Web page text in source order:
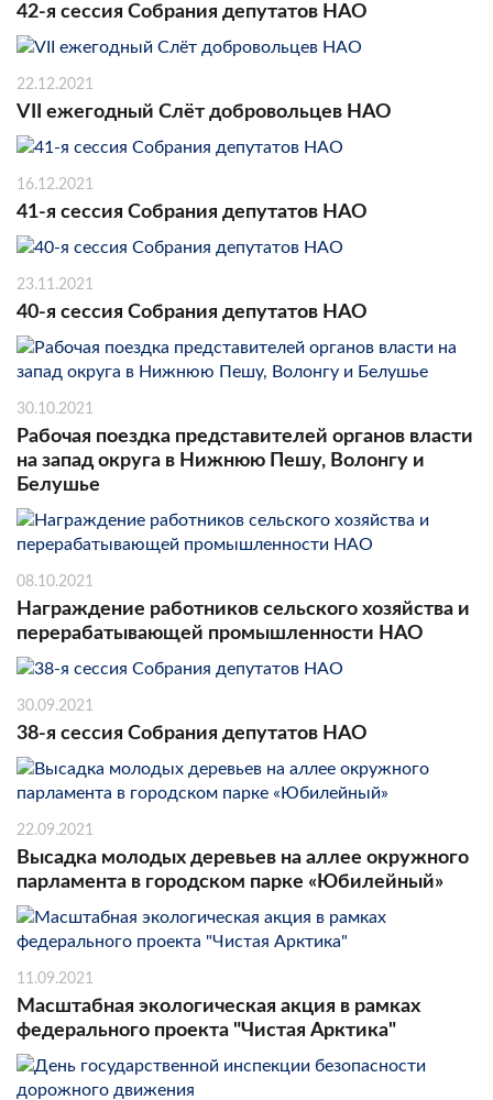
42-я сессия Собрания депутатов НАО
22.12.2021
VII ежегодный Слёт добровольцев НАО
16.12.2021
41-я сессия Собрания депутатов НАО
23.11.2021
40-я сессия Собрания депутатов НАО
30.10.2021
Рабочая поездка представителей органов власти
на запад округа в Нижнюю Пешу, Волонгу и
Белушье
08.10.2021
Награждение работников сельского хозяйства и
перерабатывающей промышленности НАО
30.09.2021
38-я сессия Собрания депутатов НАО
22.09.2021
Высадка молодых деревьев на аллее окружного
парламента в городском парке «Юбилейный»
11.09.2021
Масштабная экологическая акция в рамках
федерального проекта "Чистая Арктика"